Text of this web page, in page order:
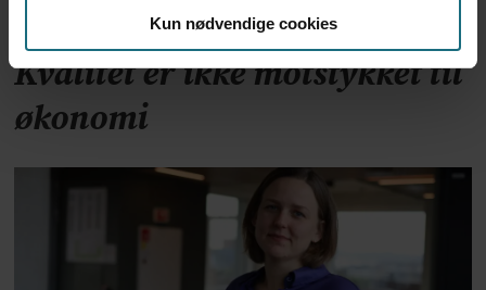
Kun nødvendige cookies
Kvalitet er ikke motstykket til
økonomi